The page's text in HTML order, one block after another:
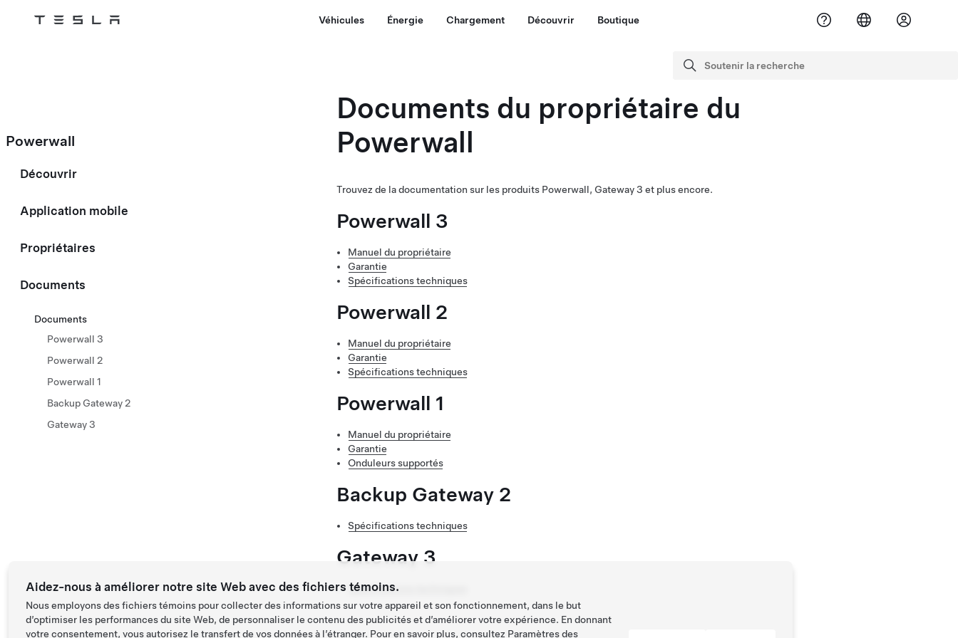
Tesla Véhicules Énergie Chargement Découvrir Boutique
Soutenir la recherche
Recherche
Documents du propriétaire du
Powerwall
Trouvez de la documentation sur les produits Powerwall, Gateway 3 et plus encore.
Powerwall 3
Manuel du propriétaire
Garantie
Spécifications techniques
Powerwall 2
Manuel du propriétaire
Garantie
Spécifications techniques
Powerwall 1
Manuel du propriétaire
Garantie
Onduleurs supportés
Backup Gateway 2
Spécifications techniques
Gateway 3
Spécifications techniques
Powerwall
Découvrir
Application mobile
Propriétaires
Documents
Documents
Powerwall 3
Powerwall 2
Powerwall 1
Backup Gateway 2
Gateway 3
Aidez-nous à améliorer notre site Web avec des fichiers témoins.
Nous employons des fichiers témoins pour collecter des informations sur votre appareil et son fonctionnement, dans le but
d’optimiser les performances du site Web, de personnaliser le contenu des publicités et d’améliorer votre expérience. En donnant
votre consentement, vous autorisez le transfert de vos données à l’étranger. Pour en savoir plus, consultez Paramètres des